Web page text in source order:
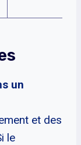
un
et des
le